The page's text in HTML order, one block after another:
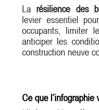
La résilience des
levier essentiel
occupants, limiter
anticiper les
construction neuve
Ce que l’infographie